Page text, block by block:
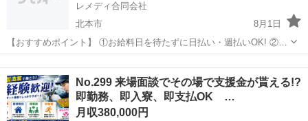
レメディ合同会社
北本市
8月1日
【おすすめポイント】 ①お給料日を待たずに日払い・週払いOK! ②今
だけ入社祝金30〜100万円ドドーンと支給!! 月収30万円以上、年収400
万円以上も可能 入社祝金とあわせて1年で500万稼ごっ✊️ ③...
No.299 来場面談でその場で支援金が貰える!?
即勤務、即入寮、即支払OK …
月収380,000円